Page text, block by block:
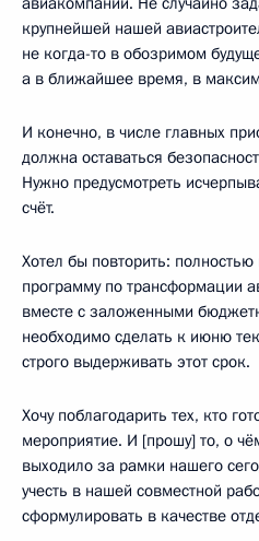
крупнейшей нашей
не когда-то в обозримом
а в ближайшее время, в
И конечно, в числе главных
должна оставаться
Нужно предусмотреть
счёт.
Хотел бы повторить:
программу по трансформации
вместе с заложенными
необходимо сделать к июню
строго выдерживать этот срок.
Хочу поблагодарить тех, кто
мероприятие. И [прошу] то, о
выходило за рамки нашего
учесть в нашей совместной
сформулировать в качестве